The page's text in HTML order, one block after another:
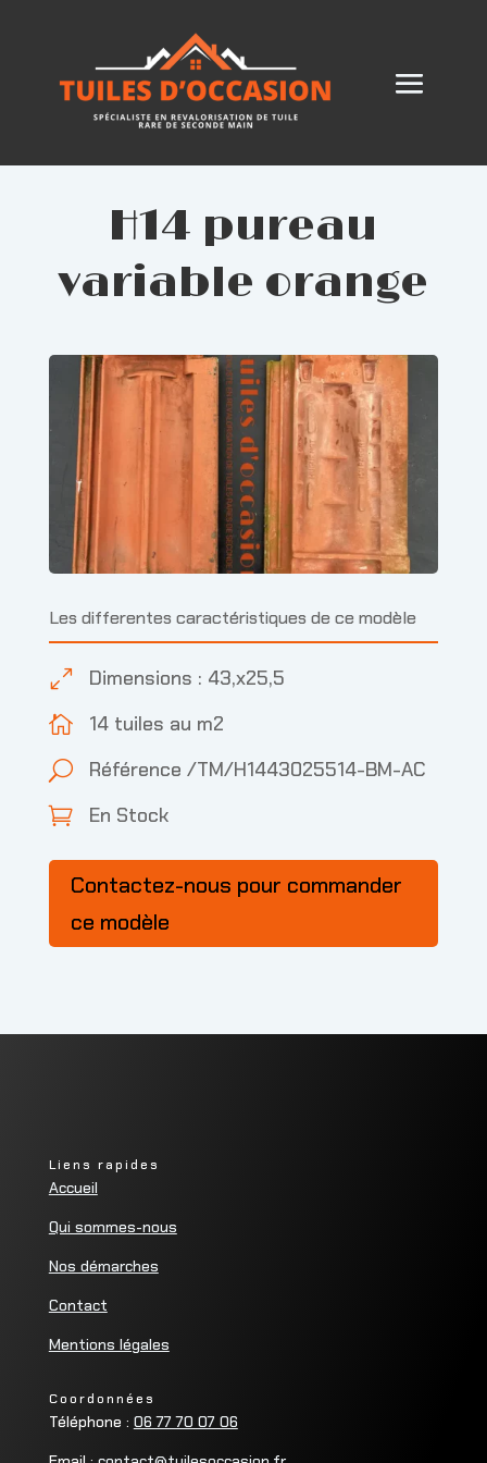
H14 pureau
variable orange
Les differentes caractéristiques de ce modèle
0 Dimensions : 43,x25,5
 14 tuiles au m2
U Référence /TM/H1443025514-BM-AC
 En Stock
Contactez-nous pour commander
ce modèle
Liens rapides
Accueil
Qui sommes-nous
Nos démarches
Contact
Mentions légales
Coordonnées
Téléphone : 06 77 70 07 06